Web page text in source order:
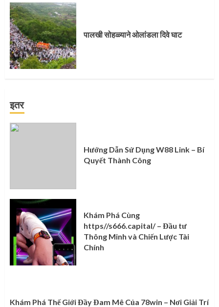
पालखी सोहळ्याने ओलांडला दिवे घाट
इतर
Hướng Dẫn Sử Dụng W88 Link – Bí
Quyết Thành Công
Khám Phá Cùng
https//s666.capital/ – Đầu tư
Thông Minh và Chiến Lược Tài
Chính
Khám Phá Thế Giới Đầy Đam Mê Của 78win – Nơi Giải Trí